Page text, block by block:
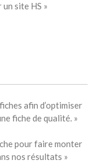
site HS »
afin d’optimiser
fiche de qualité. »
pour faire monter
nos résultats »